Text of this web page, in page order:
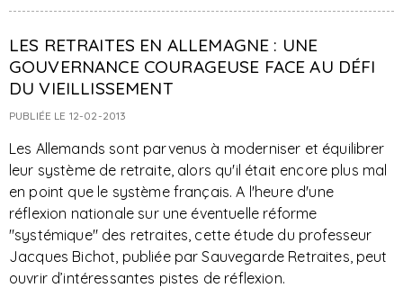
LES RETRAITES EN ALLEMAGNE : UNE
GOUVERNANCE COURAGEUSE FACE AU DÉFI
DU VIEILLISSEMENT
PUBLIÉE LE 12-02-2013
Les Allemands sont parvenus à moderniser et équilibrer
leur système de retraite, alors qu'il était encore plus mal
en point que le système français. A l'heure d'une
réflexion nationale sur une éventuelle réforme
"systémique" des retraites, cette étude du professeur
Jacques Bichot, publiée par Sauvegarde Retraites, peut
ouvrir d’intéressantes pistes de réflexion.